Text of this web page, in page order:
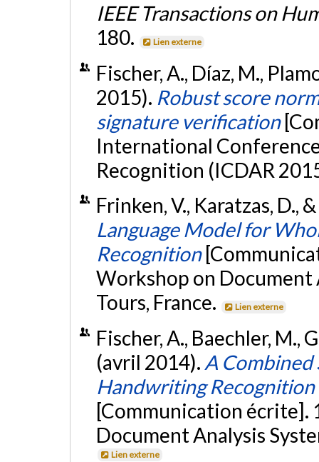
IEEE Transactions on
180.
Lien externe
Fischer, A., Díaz, M.,
2015). Robust score
signature verification
International
Recognition (ICDAR
Frinken, V., Karatzas, D.,
Language Model for
Recognition
Workshop on Document
Tours, France.
Lien externe
Fischer, A., Baechler, M.,
(avril 2014). A Combined
Handwriting
[Communication
Document Analysis
Lien externe